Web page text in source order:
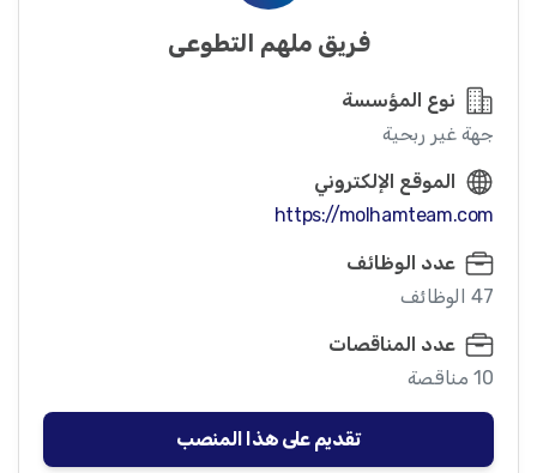
فريق ملهم التطوعي
نوع المؤسسة
جهة غير ربحية
الموقع الإلكتروني
https://molhamteam.com
عدد الوظائف
47 الوظائف
عدد المناقصات
10 مناقصة
تقديم على هذا المنصب